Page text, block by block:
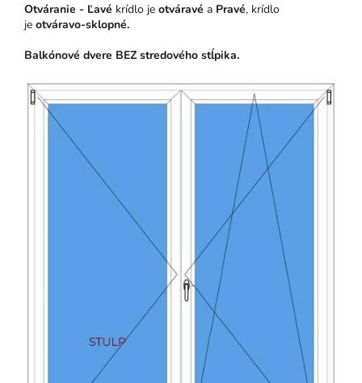
Otváranie - Ľavé krídlo je otváravé a Pravé, krídlo
je otváravo-sklopné.
Balkónové dvere BEZ stredového stĺpika.